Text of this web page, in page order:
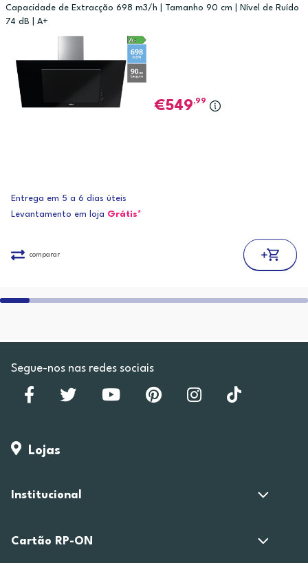
Capacidade de Extracção 698 m3/h | Tamanho 90 cm | Nível de Ruído
74 dB | A+
549,99
Entrega em 5 a 6 dias úteis
Levantamento em loja Grátis*
comparar
Segue-nos nas redes sociais
Lojas
Institucional
Cartão RP-ON